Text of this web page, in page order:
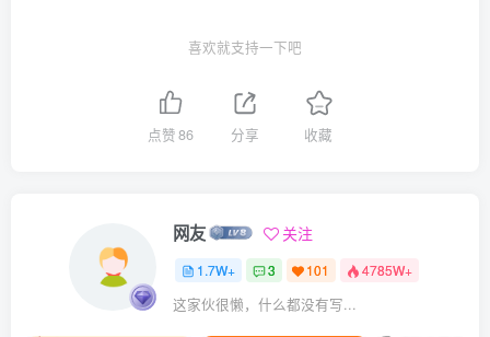
喜欢就支持一下吧
点赞86 分享 收藏
网友 关注
1.7W+ 3 101 4785W+
这家伙很懒，什么都没有写...